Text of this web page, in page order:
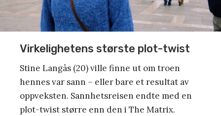
Virkelighetens største plot-twist
Stine Langås (20) ville finne ut om troen
hennes var sann – eller bare et resultat av
oppveksten. Sannhetsreisen endte med en
plot-twist større enn den i The Matrix.